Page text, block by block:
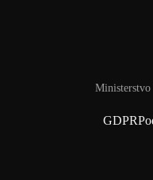
Ministerstvo
GDPR